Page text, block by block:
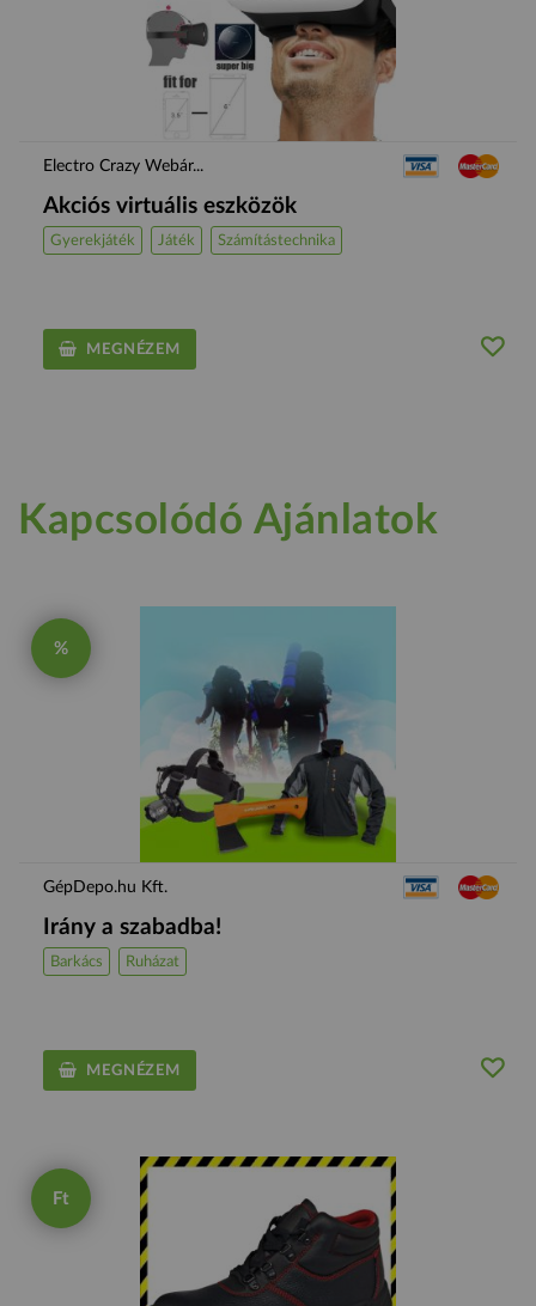
Electro Crazy Webár...
Akciós virtuális eszközök
Gyerekjáték Játék Számítástechnika
MEGNÉZEM
Kapcsolódó Ajánlatok
%
GépDepo.hu Kft.
Irány a szabadba!
Barkács Ruházat
MEGNÉZEM
Ft